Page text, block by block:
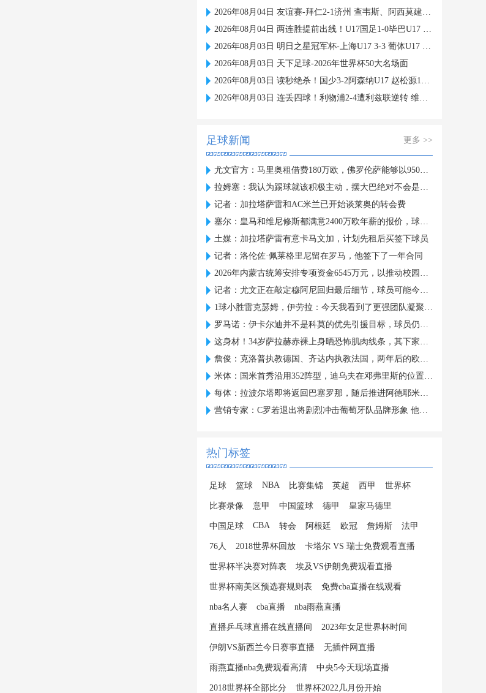
2026年08月04日 友谊赛-拜仁2-1济州 查韦斯、阿西莫建功马特乌斯彩虹过人送助攻
2026年08月04日 两连胜提前出线！U17国足1-0毕巴U17 程晟涵连场破门赵松源中楣
2026年08月03日 明日之星冠军杯-上海U17 3-3 葡体U17 梁锦鸿梅开二度
2026年08月03日 天下足球-2026年世界杯50大名场面
2026年08月03日 读秒绝杀！国少3-2阿森纳U17 赵松源1V4一条龙+造乌龙 程晟涵绝杀
2026年08月03日 连丢四球！利物浦2-4遭利兹联逆转 维尔茨钱伯斯破门凯尔凯兹失误
足球新闻 更多 >>
尤文官方：马里奥租借费180万欧，佛罗伦萨能够以950万欧买断
拉姆塞：我认为踢球就该积极主动，摆大巴绝对不会是我的执教风格
记者：加拉塔萨雷和AC米兰已开始谈莱奥的转会费
塞尔：皇马和维尼修斯都满意2400万欧年薪的报价，球员成为赢家
土媒：加拉塔萨雷有意卡马文加，计划先租后买签下球员
记者：洛伦佐·佩莱格里尼留在罗马，他签下了一年合同
2026年内蒙古统筹安排专项资金6545万元，以推动校园足球发展
记者：尤文正在敲定穆阿尼回归最后细节，球员可能今日接受体检
1球小胜雷克瑟姆，伊劳拉：今天我看到了更强团队凝聚力和整体性
罗马诺：伊卡尔迪并不是科莫的优先引援目标，球员仍在等待报价
这身材！34岁萨拉赫赤裸上身晒恐怖肌肉线条，其下家仍是未知数
詹俊：克洛普执教德国、齐达内执教法国，两年后的欧洲杯好看了！
米体：国米首秀沿用352阵型，迪乌夫在邓弗里斯的位置上表现出色
每体：拉波尔塔即将返回巴塞罗那，随后推进阿德耶米、小蜘蛛转会
营销专家：C罗若退出将剧烈冲击葡萄牙队品牌形象 他价值远超全队
热门标签
足球 篮球 NBA 比赛集锦 英超 西甲 世界杯
比赛录像 意甲 中国篮球 德甲 皇家马德里
中国足球 CBA 转会 阿根廷 欧冠 詹姆斯 法甲
76人 2018世界杯回放 卡塔尔 VS 瑞士免费观看直播
世界杯半决赛对阵表 埃及VS伊朗免费观看直播
世界杯南美区预选赛规则表 免费cba直播在线观看
nba名人赛 cba直播 nba雨燕直播
直播乒乓球直播在线直播间 2023年女足世界杯时间
伊朗VS新西兰今日赛事直播 无插件网直播
雨燕直播nba免费观看高清 中央5今天现场直播
2018世界杯全部比分 世界杯2022几月份开始